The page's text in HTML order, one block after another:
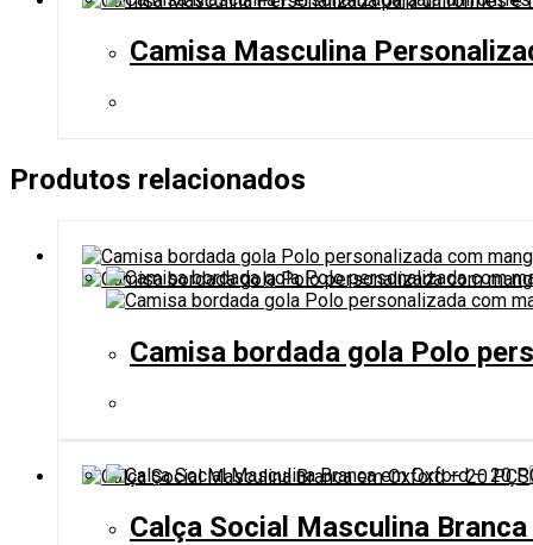
Camisa Masculina
Produtos relacionados
Camisa bordada gola Polo
Calça Social Masculina